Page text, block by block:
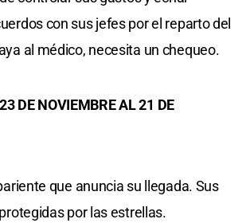
con sus jefes por el reparto del
al médico, necesita un chequeo.
DE NOVIEMBRE AL 21 DE
que anuncia su llegada. Sus
por las estrellas.